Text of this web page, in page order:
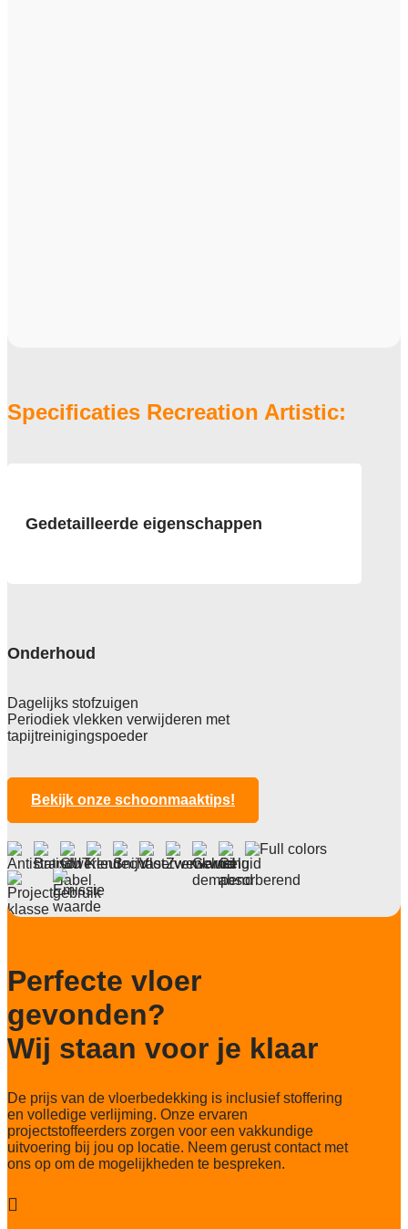
Specificaties Recreation Artistic:
Gedetailleerde eigenschappen
100% Solution Dyed Gerecycled
Poolgewicht
583 gr/m2
Poolhoogte
Totale hoogte
Anti statisch
Antistatisch (≤ 2 kV)
Deling
1/12
162.840/m2
3.815 gr/m2
Lichtechtheid NF EN ISO 105-B02
>7
Slijtvastheid NF EN 1307
klasse 33 LC 1+ Rolstoel A
Thermische weerstand
0,077
Onderhoud
Dagelijks stofzuigen
Periodiek vlekken verwijderen met
tapijtreinigingspoeder
Bekijk onze schoonmaaktips!
Perfecte vloer
gevonden?
Wij staan voor je klaar
De prijs van de vloerbedekking is inclusief stoffering
en volledige verlijming. Onze ervaren
projectstoffeerders zorgen voor een vakkundige
uitvoering bij jou op locatie. Neem gerust contact met
ons op om de mogelijkheden te bespreken.
